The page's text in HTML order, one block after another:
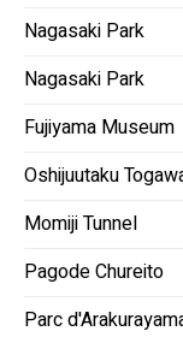
Nagasaki Park
Nagasaki Park
Fujiyama Museum
Oshijuutaku
Momiji Tunnel
Pagode Chureito
Parc